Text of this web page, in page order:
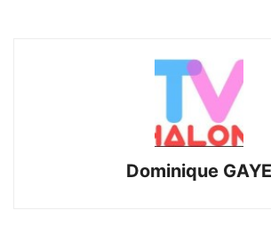
Dominique GAYE